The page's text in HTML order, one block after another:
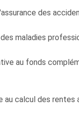
des
maladies
au fonds
au calcul des